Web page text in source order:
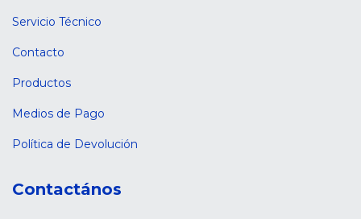
Servicio Técnico
Contacto
Productos
Medios de Pago
Política de Devolución
Contactános